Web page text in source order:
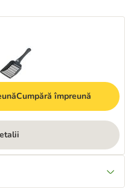
Cumpără împreună